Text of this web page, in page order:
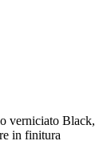
verniciato Black,
in finitura